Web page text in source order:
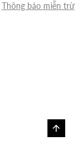
Thông báo miễn trừ